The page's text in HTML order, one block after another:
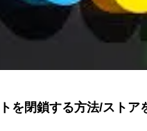
を閉鎖する方法/ストア